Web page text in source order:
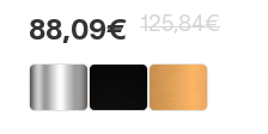
88,09€ 125,84€